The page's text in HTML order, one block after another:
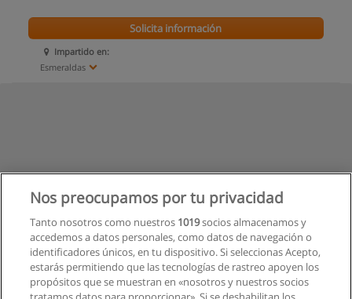
Impartido en:
Esmeraldas
Solicita información
Nos preocupamos por tu privacidad
Tanto nosotros como nuestros 1019socios almacenamos y
accedemos a datos personales, como datos de navegación o
identificadores únicos, en tu dispositivo. Si seleccionas Acepto,
estarás permitiendo que las tecnologías de rastreo apoyen los
propósitos que se muestran en «nosotros y nuestros socios